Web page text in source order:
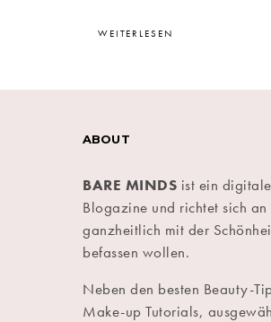
WEITERLESEN
ABOUT
BARE MINDS ist ein
Blogazine und richtet sich
ganzheitlich mit der
befassen wollen.
Neben den besten Beauty-
Make-up Tutorials,